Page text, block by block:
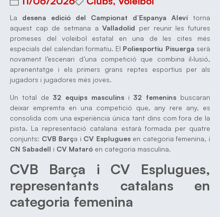
La desena edició del Campionat d’Espanya Aleví torna
aquest cap de setmana aValladolid per reunir les futures
promeses del voleibol estatal en una de les cites més
especials del calendari formatiu. El Poliesportiu Pisuerga serà
novament l’escenari d’una competició que combina il·lusió,
aprenentatge i els primers grans reptes esportius per als
jugadors i jugadores més joves.
Un total de 32 equips masculinsi 32 femenins buscaran
deixar empremta en una competició que, any rere any, es
consolida com una experiència única tant dins com fora de la
pista. La representació catalana estarà formada per quatre
conjunts: CVB Barça i CV Espluguesen categoria femenina, i
CN Sabadell i CV Mataró en categoria masculina.
CVB Barça i CV Esplugues,
representants catalans en
categoria femenina